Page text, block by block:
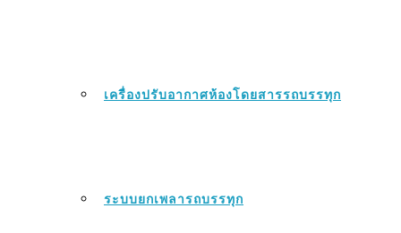
เครื่องปรับอากาศห้องโดยสารรถบรรทุก
ระบบยกเพลารถบรรทุก